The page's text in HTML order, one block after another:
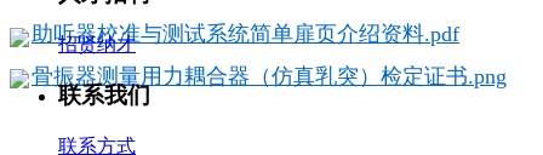
助听器校准与测试系统简单扉页介绍资料.pdf
骨振器测量用力耦合器（仿真乳突）检定证书.png
招贤纳才
联系我们
联系方式